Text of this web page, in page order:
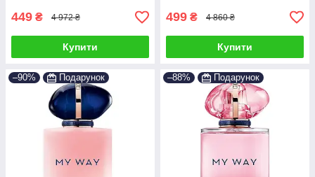
449 ₴ 4 972 ₴
Купити
499 ₴ 4 860 ₴
Купити
–90% Подарунок –88% Подарунок